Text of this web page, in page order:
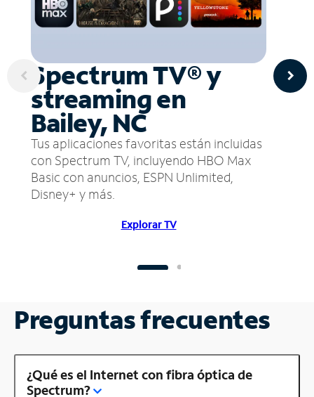
Spectrum TV® y
streaming en
Bailey, NC
Tus aplicaciones favoritas están incluidas
con Spectrum TV, incluyendo HBO Max
Basic con anuncios, ESPN Unlimited,
Disney+ y más.
Explorar TV
Preguntas frecuentes
¿Qué es el Internet con fibra óptica de
Spectrum?